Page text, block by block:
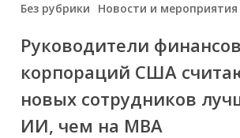
Без рубрики Новости и мероприятия
Руководители
корпораций США
новых сотрудников
ИИ, чем на МВА